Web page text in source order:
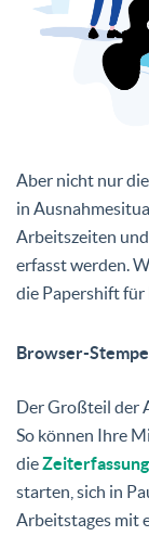
Aber nicht nur
in
Arbeitszeiten
erfasst werden.
die Papershift für
Browser-
Der Großteil der
So können Ihre
die
starten, sich in
Arbeitstages mit